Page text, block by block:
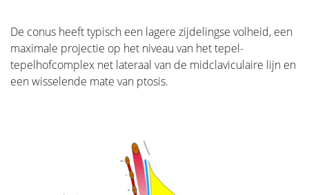
Meer borstoperaties
Revalidatie
periode nodig om te herstellen.
Kanker is een ingrijpende ziekte met een zware
behandeling. Vaak kampen mensen nadien met
De conus heeft typisch een lagere zijdelingse volheid, een
maximale projectie op het niveau van het tepel-
tepelhofcomplex net lateraal van de midclaviculaire lijn en
een wisselende mate van ptosis.